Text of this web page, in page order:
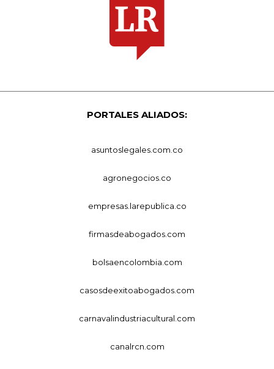
PORTALES ALIADOS:
asuntoslegales.com.co
agronegocios.co
empresas.larepublica.co
firmasdeabogados.com
bolsaencolombia.com
casosdeexitoabogados.com
carnavalindustriacultural.com
canalrcn.com